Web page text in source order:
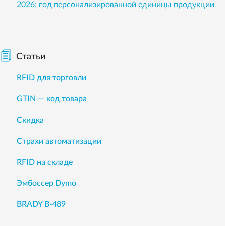
2026: год персонализированной единицы продукции
Статьи
RFID для торговли
GTIN — код товара
Скидка
Страхи автоматизации
RFID на складе
Эмбоссер Dymo
BRADY B-489